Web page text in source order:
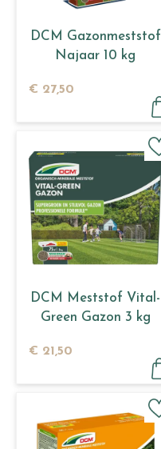
DCM Gazonmeststof
Najaar 10 kg
€ 27,50
DCM Meststof Vital-
Green Gazon 3 kg
€ 21,50